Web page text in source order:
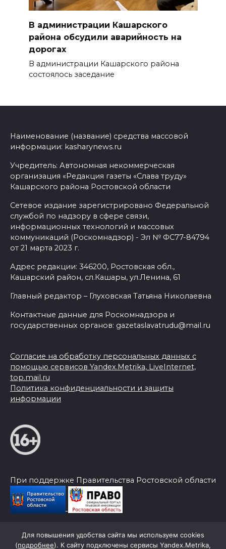
В администрации Кашарского
района обсудили аварийность на
дорогах
В администрации Кашарского района
состоялось заседание
Наименование (название) средства массовой
информации: kasharynews.ru
Учредитель: Автономная некоммерческая
организация «Редакция газеты «Слава труду»
Кашарского района Ростовской области
Сетевое издание зарегистрировано Федеральной
службой по надзору в сфере связи,
информационных технологий и массовых
коммуникаций (Роскомнадзор) - Эл № ФС77-84794
от 21 марта 2023 г.
Адрес редакции: 346200, Ростовская обл.,
Кашарский район, сл.Кашары, ул.Ленина, 61
Главный редактор – Глуховская Татьяна Николаевна
Контактные данные для Роскомнадзора и
государственных органов: gazetaslavatrudu@mail.ru
Согласие на обработку персональных данных с
помощью сервисов Yandex.Metrika, LiveInternet,
top.mail.ru
Политика конфиденциальности и защиты
информации
При поддержке Правительства Ростовской области
© 2026 Слава Труду
Для повышения удобства сайта мы используем cookies
(подробнее). К сайту подключены сервисы Yandex.Metrika,